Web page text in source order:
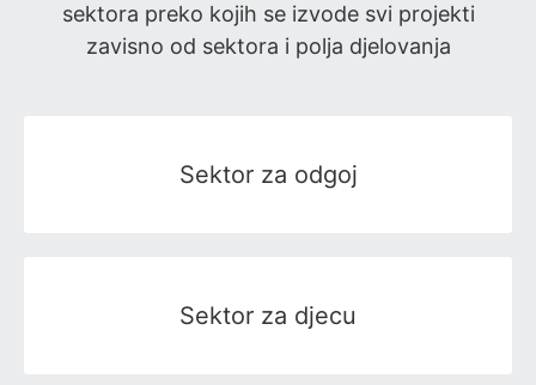
sektora preko kojih se izvode svi projekti
zavisno od sektora i polja djelovanja
Sektor za odgoj
Sektor za djecu